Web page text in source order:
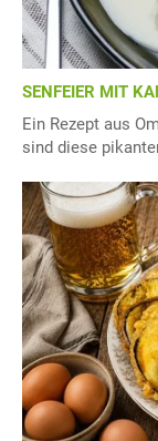
SENFEIER MIT
Ein Rezept aus
sind diese